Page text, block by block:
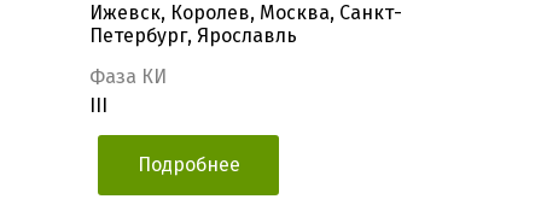
Ижевск, Королев, Москва, Санкт-
Петербург, Ярославль
Фаза КИ
Подробнее